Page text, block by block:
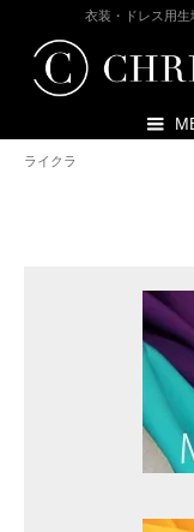
衣装・ドレス用
ライクラ